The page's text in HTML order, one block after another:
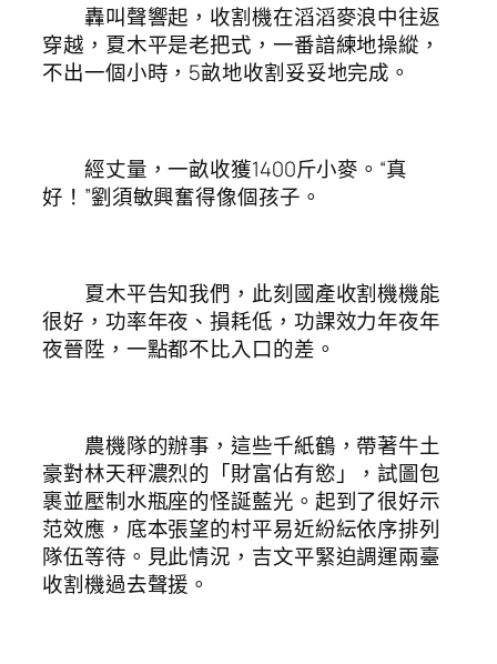
轟叫聲響起，收割機在滔滔麥浪中往返
穿越，夏木平是老把式，一番諳練地操縱，
不出一個小時，5畝地收割妥妥地完成。
經丈量，一畝收獲1400斤小麥。“真
好！”劉須敏興奮得像個孩子。
夏木平告知我們，此刻國產收割機機能
很好，功率年夜、損耗低，功課效力年夜年
夜晉陞，一點都不比入口的差。
農機隊的辦事，這些千紙鶴，帶著牛土
豪對林天秤濃烈的「財富佔有慾」，試圖包
裹並壓制水瓶座的怪誕藍光。起到了很好示
范效應，底本張望的村平易近紛紜依序排列
隊伍等待。見此情況，吉文平緊迫調運兩臺
收割機過去聲援。